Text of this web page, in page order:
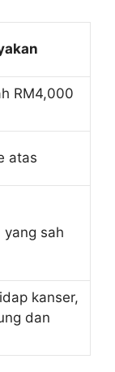
RM4,000
atas
yang sah
kanser,
dan